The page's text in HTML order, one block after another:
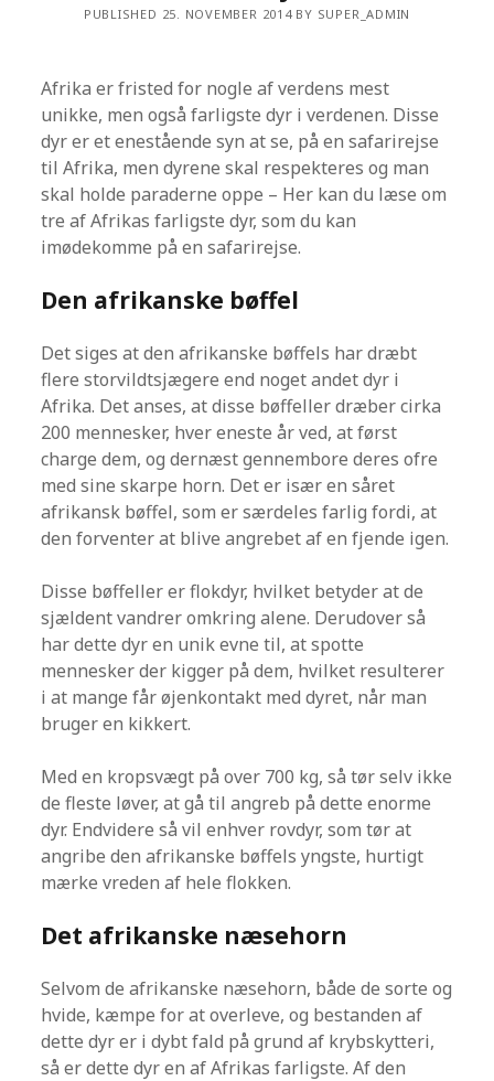
PUBLISHED 25. NOVEMBER 2014 BY SUPER_ADMIN
Afrika er fristed for nogle af verdens mest
unikke, men også farligste dyr i verdenen. Disse
dyr er et enestående syn at se, på en safarirejse
til Afrika, men dyrene skal respekteres og man
skal holde paraderne oppe – Her kan du læse om
tre af Afrikas farligste dyr, som du kan
imødekomme på en safarirejse.
Den afrikanske bøffel
Det siges at den afrikanske bøffels har dræbt
flere storvildtsjægere end noget andet dyr i
Afrika. Det anses, at disse bøffeller dræber cirka
200 mennesker, hver eneste år ved, at først
charge dem, og dernæst gennembore deres ofre
med sine skarpe horn. Det er især en såret
afrikansk bøffel, som er særdeles farlig fordi, at
den forventer at blive angrebet af en fjende igen.
Disse bøffeller er flokdyr, hvilket betyder at de
sjældent vandrer omkring alene. Derudover så
har dette dyr en unik evne til, at spotte
mennesker der kigger på dem, hvilket resulterer
i at mange får øjenkontakt med dyret, når man
bruger en kikkert.
Med en kropsvægt på over 700 kg, så tør selv ikke
de fleste løver, at gå til angreb på dette enorme
dyr. Endvidere så vil enhver rovdyr, som tør at
angribe den afrikanske bøffels yngste, hurtigt
mærke vreden af hele flokken.
Det afrikanske næsehorn
Selvom de afrikanske næsehorn, både de sorte og
hvide, kæmpe for at overleve, og bestanden af
dette dyr er i dybt fald på grund af krybskytteri,
så er dette dyr en af Afrikas farligste. Af den